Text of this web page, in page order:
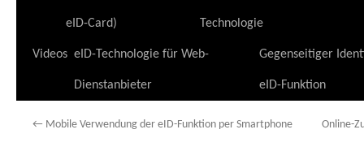
springen
eID-Card) Technologie
Videos eID-Technologie für Web-
Dienstanbieter
Gegenseitiger
eID-Funktion
← Mobile Verwendung der eID-Funktion per Smartphone Online-